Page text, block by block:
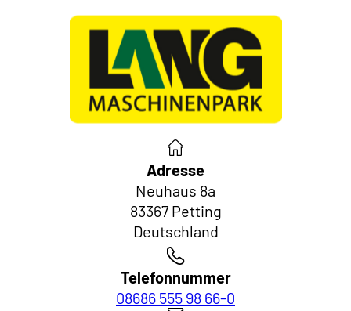
Adresse
Neuhaus 8a
83367 Petting
Deutschland
Telefonnummer
08686 555 98 66-0